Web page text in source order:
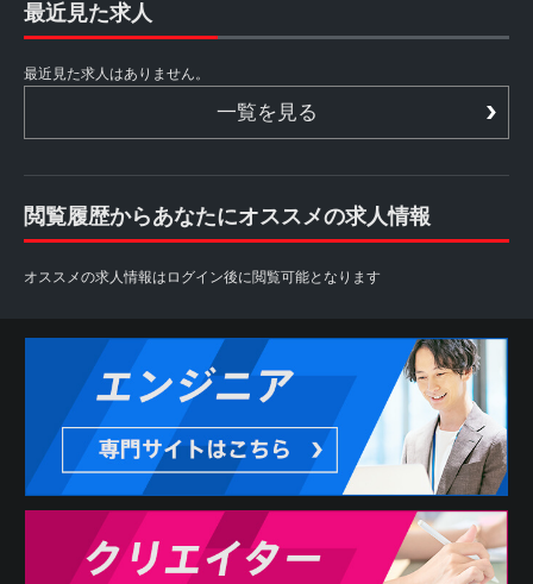
最近見た求人
最近見た求人はありません。
一覧を見る
閲覧履歴からあなたにオススメの求人情報
オススメの求人情報はログイン後に閲覧可能となります